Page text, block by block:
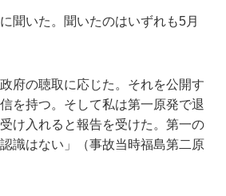
聞いた。聞いたのはいずれも5月
府の聴取に応じた。それを公開す
を持つ。そして私は第一原発で退
け入れると報告を受けた。第一の
識はない」（事故当時福島第二原